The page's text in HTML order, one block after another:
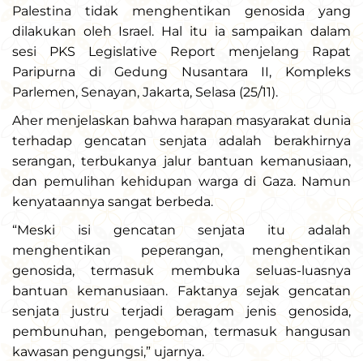
Palestina tidak menghentikan genosida yang
dilakukan oleh Israel. Hal itu ia sampaikan dalam
sesi PKS Legislative Report menjelang Rapat
Paripurna di Gedung Nusantara II, Kompleks
Parlemen, Senayan, Jakarta, Selasa (25/11).
Aher menjelaskan bahwa harapan masyarakat dunia
terhadap gencatan senjata adalah berakhirnya
serangan, terbukanya jalur bantuan kemanusiaan,
dan pemulihan kehidupan warga di Gaza. Namun
kenyataannya sangat berbeda.
“Meski isi gencatan senjata itu adalah
menghentikan peperangan, menghentikan
genosida, termasuk membuka seluas-luasnya
bantuan kemanusiaan. Faktanya sejak gencatan
senjata justru terjadi beragam jenis genosida,
pembunuhan, pengeboman, termasuk hangusan
kawasan pengungsi,” ujarnya.